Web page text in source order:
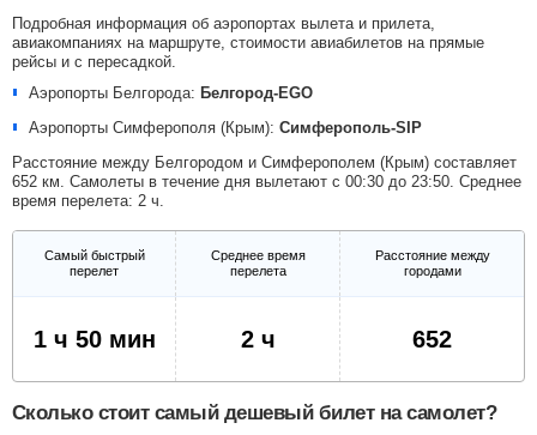
Подробная информация об аэропортах вылета и прилета,
авиакомпаниях на маршруте, стоимости авиабилетов на прямые
рейсы и с пересадкой.
Аэропорты Белгорода: Белгород-EGO
Аэропорты Симферополя (Крым): Симферополь-SIP
Расстояние между Белгородом и Симферополем (Крым) составляет
652 км. Самолеты в течение дня вылетают с 00:30 до 23:50. Среднее
время перелета: 2 ч.
Самый быстрый
перелет
Среднее время
перелета
Расстояние между
городами
1 ч 50 мин 2 ч 652
Сколько стоит самый дешевый билет на самолет?